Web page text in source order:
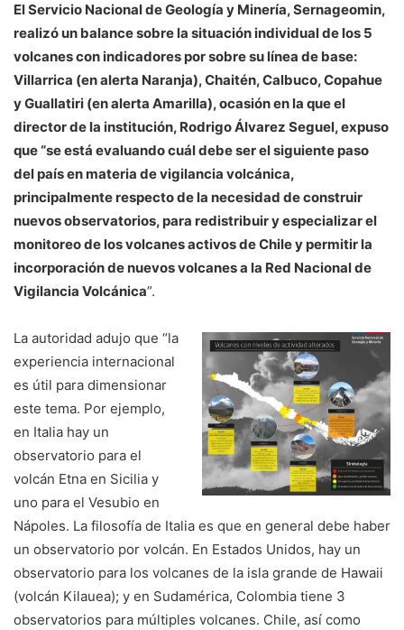
El Servicio Nacional de Geología y Minería, Sernageomin,
realizó un balance sobre la situación individual de los 5
volcanes con indicadores por sobre su línea de base:
Villarrica (en alerta Naranja), Chaitén, Calbuco, Copahue
y Guallatiri (en alerta Amarilla), ocasión en la que el
director de la institución, Rodrigo Álvarez Seguel, expuso
que “se está evaluando cuál debe ser el siguiente paso
del país en materia de vigilancia volcánica,
principalmente respecto de la necesidad de construir
nuevos observatorios, para redistribuir y especializar el
monitoreo de los volcanes activos de Chile y permitir la
incorporación de nuevos volcanes a la Red Nacional de
Vigilancia Volcánica”.
La autoridad adujo que “la
experiencia internacional
es útil para dimensionar
este tema. Por ejemplo,
en Italia hay un
observatorio para el
volcán Etna en Sicilia y
uno para el Vesubio en
Nápoles. La filosofía de Italia es que en general debe haber
un observatorio por volcán. En Estados Unidos, hay un
observatorio para los volcanes de la isla grande de Hawaii
(volcán Kilauea); y en Sudamérica, Colombia tiene 3
observatorios para múltiples volcanes. Chile, así como